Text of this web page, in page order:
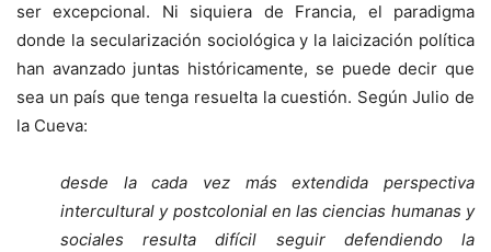
ser excepcional. Ni siquiera de Francia, el paradigma
donde la secularización sociológica y la laicización política
han avanzado juntas históricamente, se puede decir que
sea un país que tenga resuelta la cuestión. Según Julio de
la Cueva:
desde la cada vez más extendida perspectiva
intercultural y postcolonial en las ciencias humanas y
sociales resulta difícil seguir defendiendo la